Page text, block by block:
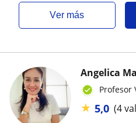
ver más
Angelica
Profesor
★ 5,0 (4